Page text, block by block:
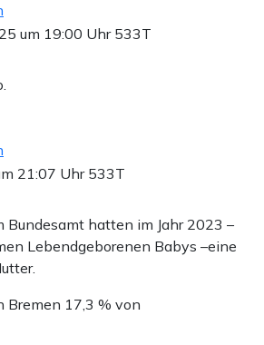
um 19:00 Uhr 533T
21:07 Uhr 533T
Bundesamt hatten im Jahr 2023 –
Lebendgeborenen Babys –eine
Bremen 17,3 % von